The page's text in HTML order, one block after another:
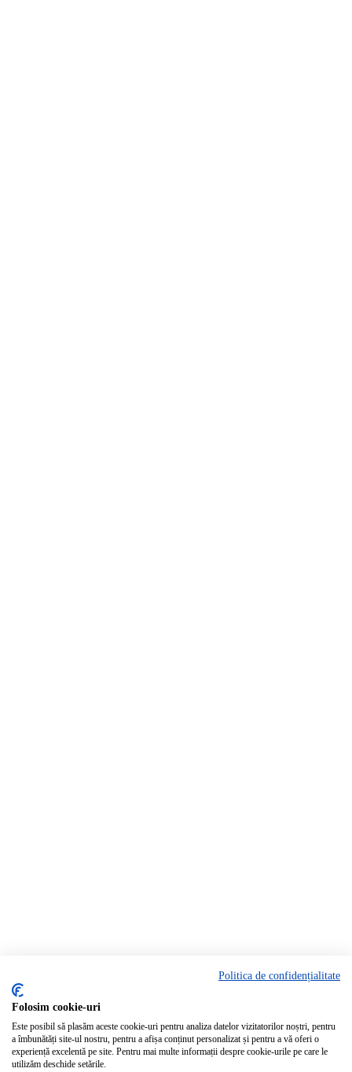
Abonează-te la newsletter-ul Bartrom pentru a primi cele mai noi
noutăți direct în inbox-ul tău.
Politica de confidențialitate
Folosim cookie-uri
Este posibil să plasăm aceste cookie-uri pentru analiza datelor vizitatorilor noștri, pentru
a îmbunătăți site-ul nostru, pentru a afișa conținut personalizat și pentru a vă oferi o
experiență excelentă pe site. Pentru mai multe informații despre cookie-urile pe care le
utilizăm deschide setările.